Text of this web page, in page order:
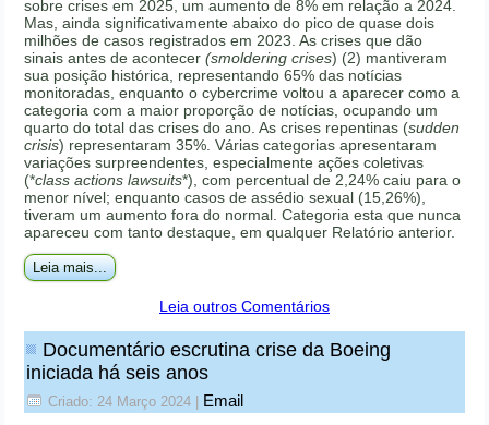
sobre crises em 2025, um aumento de 8% em relação a 2024.
Mas, ainda significativamente abaixo do pico de quase dois
milhões de casos registrados em 2023. As crises que dão
sinais antes de acontecer(smoldering crises) (2) mantiveram
sua posição histórica, representando 65% das notícias
monitoradas, enquanto o cybercrime voltou a aparecer como a
categoria com a maior proporção de notícias, ocupando um
quarto do total das crises do ano. As crises repentinas (sudden
crisis) representaram 35%. Várias categorias apresentaram
variações surpreendentes, especialmente ações coletivas
(*class actions lawsuits*), com percentual de 2,24% caiu para o
menor nível; enquanto casos de assédio sexual (15,26%),
tiveram um aumento fora do normal. Categoria esta que nunca
apareceu com tanto destaque, em qualquer Relatório anterior.
Leia mais...
Leia outros Comentários
Documentário escrutina crise da Boeing
iniciada há seis anos
Criado: 24 Março 2024 Email